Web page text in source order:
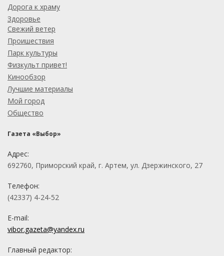
Дорога к храму
Здоровье
Свежий ветер
Проишествия
Парк культуры
Физкульт привет!
Кинообзор
Лучшие материалы
Мой город
Общество
Газета «Выбор»
Адрес:
692760, Приморский край, г. Артем, ул. Дзержинского, 27
Телефон:
(42337) 4-24-52
E-mail:
vibor.gazeta@yandex.ru
Главный редактор: